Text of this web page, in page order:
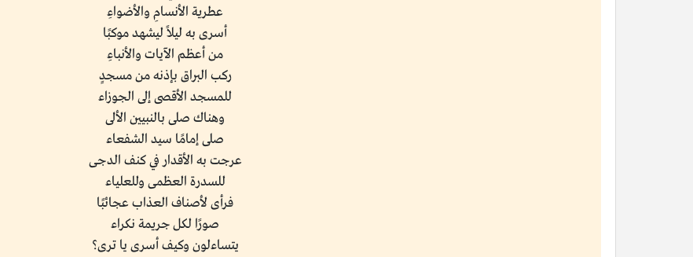
عطرية الأنسامِ والأضواءِ
أسرى به ليلاً ليشهد موكبًا
من أعظم الآيات والأنباءِ
ركب البراق بإذنه من مسجدٍ
للمسجد الأقصى إلى الجوزاء
وهناك صلى بالنبيين الألى
صلى إمامًا سيد الشفعاء
عرجت به الأقدار في كنف الدجى
للسدرة العظمى وللعلياء
فرأى لأصناف العذاب عجائبًا
صورًا لكل جريمة نكراء
يتساءلون وكيف أسرى يا ترى؟